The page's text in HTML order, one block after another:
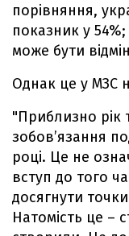
порівняння,
показник у 54%;
може бути
Однак це у МЗС
"Приблизно рік
зобов’язання
році. Це не
вступ до того
досягнути
Натомість це –